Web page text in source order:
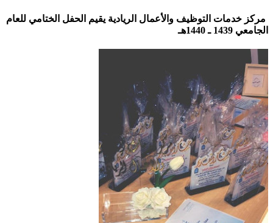
مركز خدمات التوظيف والأعمال الريادية يقيم الحفل الختامي للعام
الجامعي 1439 ـ 1440هـ